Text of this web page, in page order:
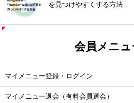
を見つけやすくする方法
会員メニュ
マイメニュー登録・ログイン
マイメニュー退会（有料会員退会）